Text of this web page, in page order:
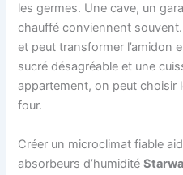
les germes. Une cave, un
chauffé conviennent
et peut transformer l’amidon
sucré désagréable et une
appartement, on peut choisir
four.
Créer un microclimat fiable
absorbeurs d’humidité